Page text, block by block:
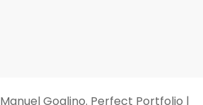
Manuel Goglino. Perfect Portfolio |